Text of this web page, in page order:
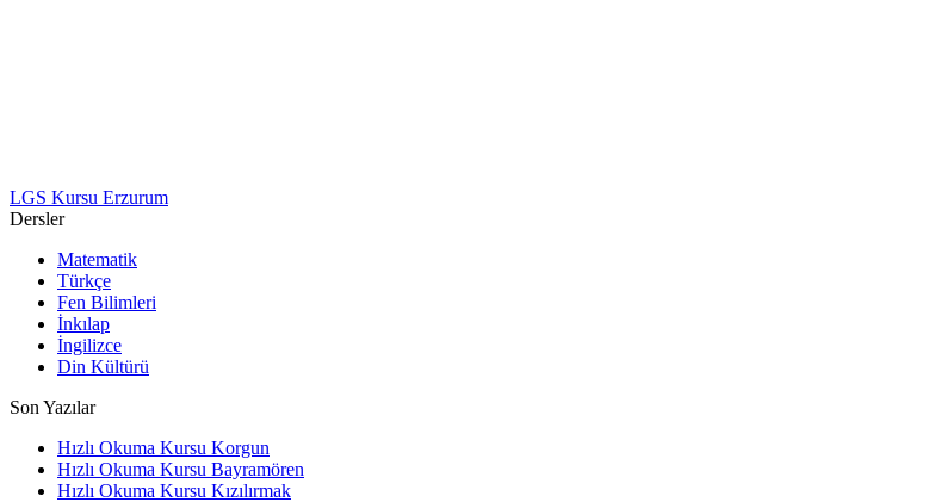
LGS Kursu Erzurum
Dersler
Matematik
Türkçe
Fen Bilimleri
İnkılap
İngilizce
Din Kültürü
Son Yazılar
Hızlı Okuma Kursu Korgun
Hızlı Okuma Kursu Bayramören
Hızlı Okuma Kursu Kızılırmak